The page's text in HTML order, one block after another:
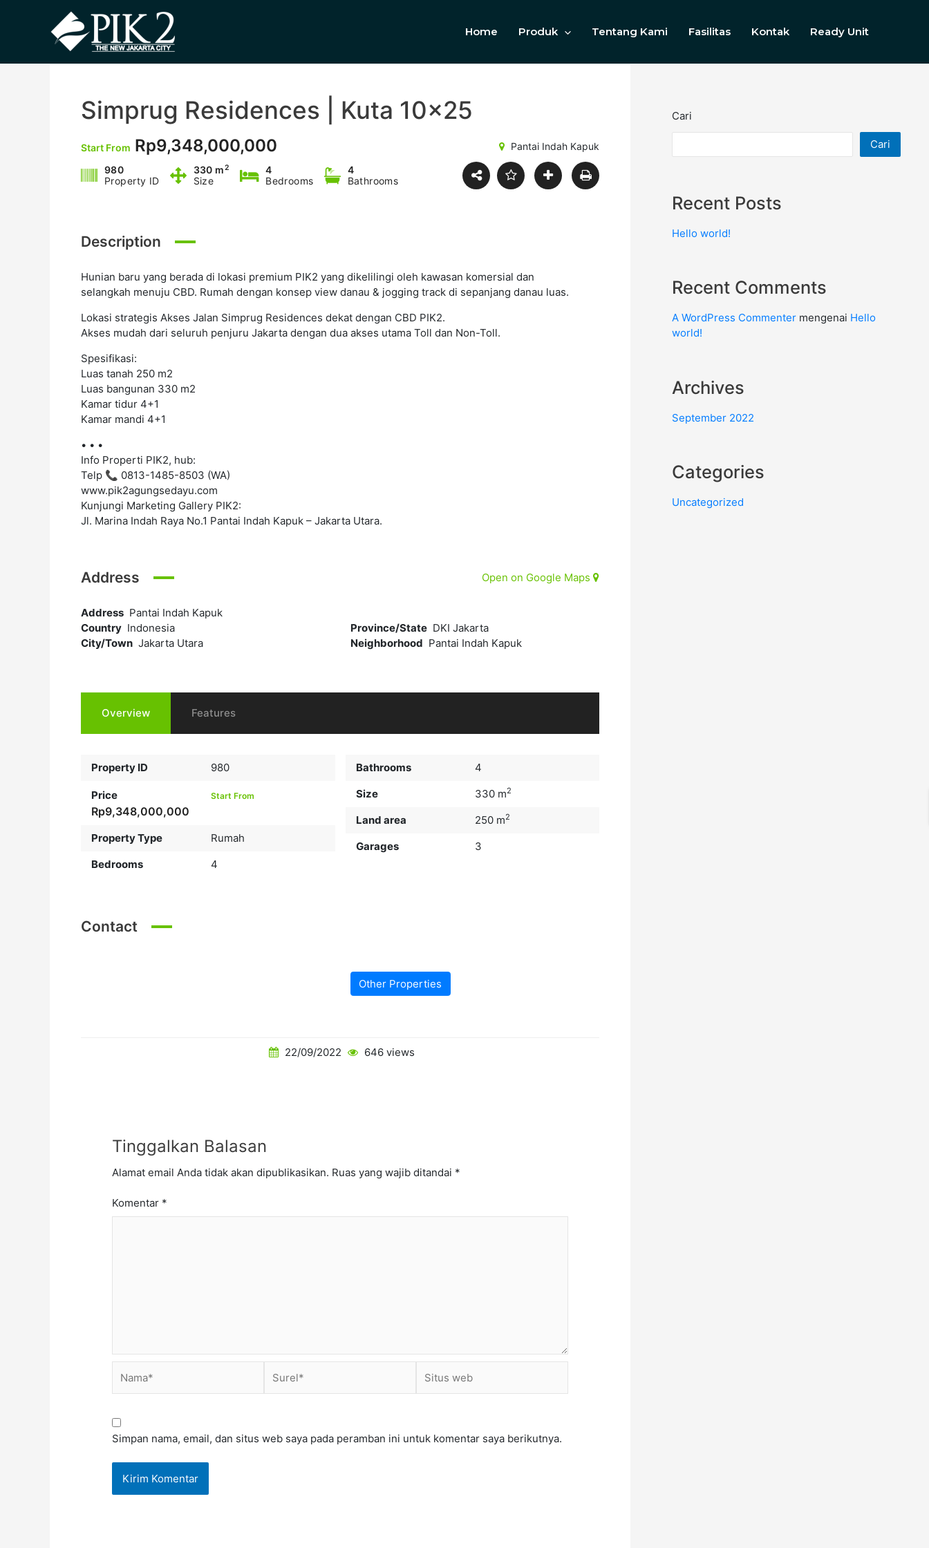
Home Produk Tentang Kami Fasilitas Kontak Ready Unit
Simprug Residences | Kuta 10×25
Start From Rp9,348,000,000 Pantai Indah Kapuk
980
Property ID
330 m2
Size
4
Bedrooms
4
Bathrooms
Description
Hunian baru yang berada di lokasi premium PIK2 yang dikelilingi oleh kawasan komersial dan
selangkah menuju CBD. Rumah dengan konsep view danau & jogging track di sepanjang danau luas.
Lokasi strategis Akses Jalan Simprug Residences dekat dengan CBD PIK2.
Akses mudah dari seluruh penjuru Jakarta dengan dua akses utama Toll dan Non-Toll.
Spesifikasi:
Luas tanah 250 m2
Luas bangunan 330 m2
Kamar tidur 4+1
Kamar mandi 4+1
• • •
Info Properti PIK2, hub:
Telp 📞 0813-1485-8503 (WA)
www.pik2agungsedayu.com
Kunjungi Marketing Gallery PIK2:
Jl. Marina Indah Raya No.1 Pantai Indah Kapuk – Jakarta Utara.
Address
Address Pantai Indah Kapuk
Country Indonesia Province/State DKI Jakarta
City/Town Jakarta Utara Neighborhood Pantai Indah Kapuk
Open on Google Maps
Overview Features
Property ID 980
Price Start From
Rp9,348,000,000
Property Type
Rumah
Bedrooms
4
Bathrooms
4
Size
330 m2
Land area 250 m2
Garages 3
Contact
Other Properties
22/09/2022 646 views
Tinggalkan Balasan
Alamat email Anda tidak akan dipublikasikan. Ruas yang wajib ditandai *
Komentar *
web
Simpan nama, email, dan situs web saya pada peramban ini untuk komentar saya berikutnya.
Cari
Cari
Recent Posts
Hello world!
Recent Comments
A WordPress Commenter mengenai Hello
world!
Archives
September 2022
Categories
Uncategorized